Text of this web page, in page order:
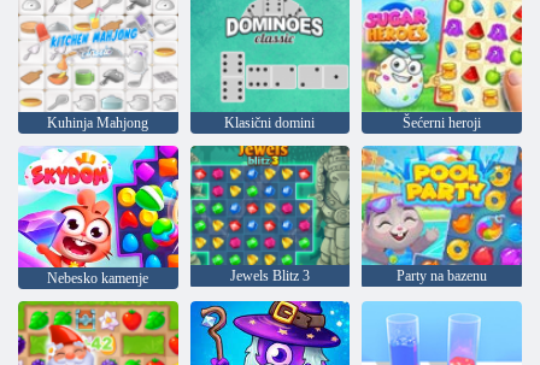
Kuhinja Mahjong Klasični domini Šećerni heroji
Nebesko kamenje Jewels Blitz 3 Party na bazenu